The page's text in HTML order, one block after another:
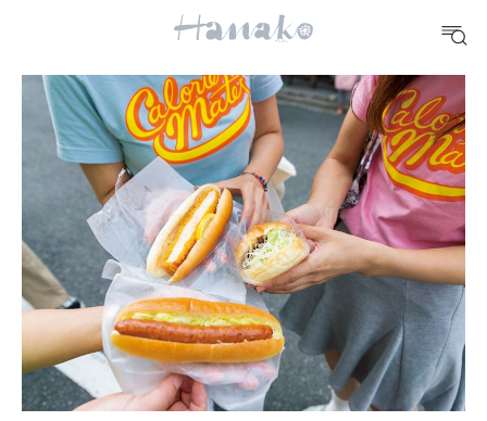
#シュークリーム #パン #カフェ
10 CATEGORIES
FOOD
おいしい
TRAVEL
どこ行く？
FORTUNE
明日のわたし